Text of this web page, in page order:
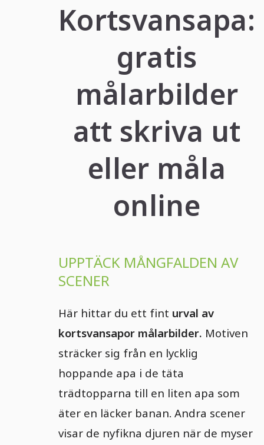
Kortsvansapa:
gratis
målarbilder
att skriva ut
eller måla
online
UPPTÄCK MÅNGFALDEN AV
SCENER
Här hittar du ett fint urval av
kortsvansapor målarbilder. Motiven
sträcker sig från en lycklig
hoppande apa i de täta
trädtopparna till en liten apa som
äter en läcker banan. Andra scener
visar de nyfikna djuren när de myser